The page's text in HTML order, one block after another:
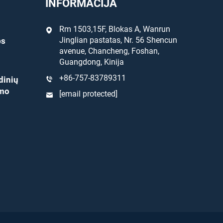
INFORMACIJA
Rm 1503,15F, Blokas A, Wanrun
Jinglian pastatas, Nr. 56 Shencun
avenue, Chancheng, Foshan,
Guangdong, Kinija
+86-757-83789311
[email protected]